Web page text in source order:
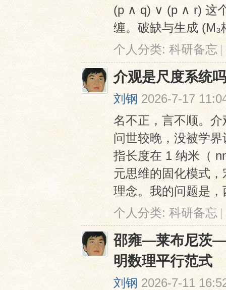
(p ∧ q) ∨ (p ∧ r) 这
缠。破缺与生成 (M₃
个人分类: 科研备忘 |
介观是尺度系统
刘钢 2026-7-17
名不正，言不顺。
问世较晚，没被学
指长度在 1 纳米（
元思维的固化模式
理念。我的问题是
个人分类: 科研备忘 |
邵雍—莱布尼茨—
明数理平行范式
刘钢 2026-7-11